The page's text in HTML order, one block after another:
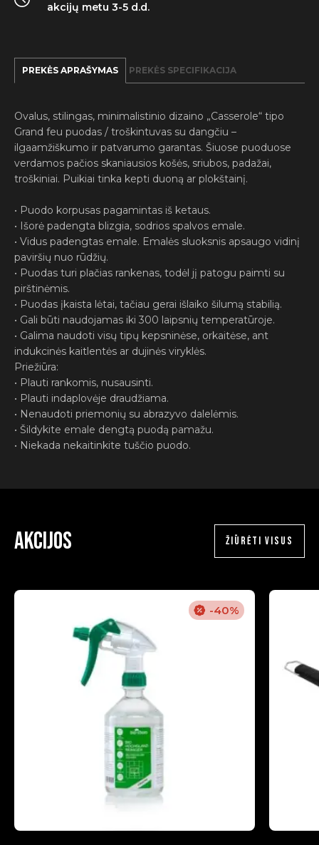
akcijų metu 3-5 d.d.
PREKĖS APRAŠYMAS PREKĖS SPECIFIKACIJA
Ovalus, stilingas, minimalistinio dizaino „Casserole“ tipo
Grand feu puodas / troškintuvas su dangčiu –
ilgaamžiškumo ir patvarumo garantas. Šiuose puoduose
verdamos pačios skaniausios košės, sriubos, padažai,
troškiniai. Puikiai tinka kepti duoną ar plokštainį.
• Puodo korpusas pagamintas iš ketaus.
• Išorė padengta blizgia, sodrios spalvos emale.
• Vidus padengtas emale. Emalės sluoksnis apsaugo vidinį
paviršių nuo rūdžių.
• Puodas turi plačias rankenas, todėl jį patogu paimti su
pirštinėmis.
• Puodas įkaista lėtai, tačiau gerai išlaiko šilumą stabilią.
• Gali būti naudojamas iki 300 laipsnių temperatūroje.
• Galima naudoti visų tipų kepsninėse, orkaitėse, ant
indukcinės kaitlentės ar dujinės viryklės.
Priežiūra:
• Plauti rankomis, nusausinti.
• Plauti indaplovėje draudžiama.
• Nenaudoti priemonių su abrazyvo dalelėmis.
• Šildykite emale dengtą puodą pamažu.
• Niekada nekaitinkite tuščio puodo.
Akcijos ŽIŪRĖTI VISUS
-40%